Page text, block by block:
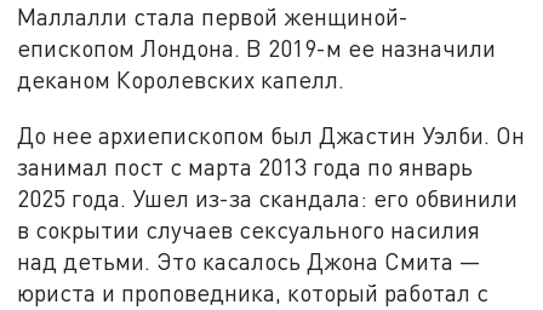
Маллалли стала первой женщиной-
епископом Лондона. В 2019-м ее назначили
деканом Королевских капелл.
До нее архиепископом был Джастин Уэлби. Он
занимал пост с марта 2013 года по январь
2025 года. Ушел из-за скандала: его обвинили
в сокрытии случаев сексуального насилия
над детьми. Это касалось Джона Смита —
юриста и проповедника, который работал с